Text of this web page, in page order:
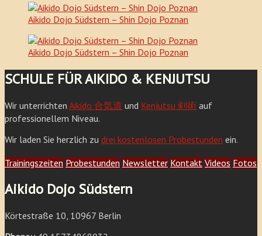
Aikido Dojo Südstern – Shin Dojo Poznan
Aikido Dojo Südstern – Shin Dojo Poznan
SCHULE FÜR AIKIDO & KENJUTSU
Wir unterrichten Aikido 合気道 und Kenjutsu 剣術 auf
professionellem Niveau.
Wir laden Sie herzlich zu drei kostenlosen Probestunden ein.
Trainingszeiten Probestunden Newsletter Kontakt Videos Fotos
Aikido Dojo Südstern
Körtestraße 10, 10967 Berlin